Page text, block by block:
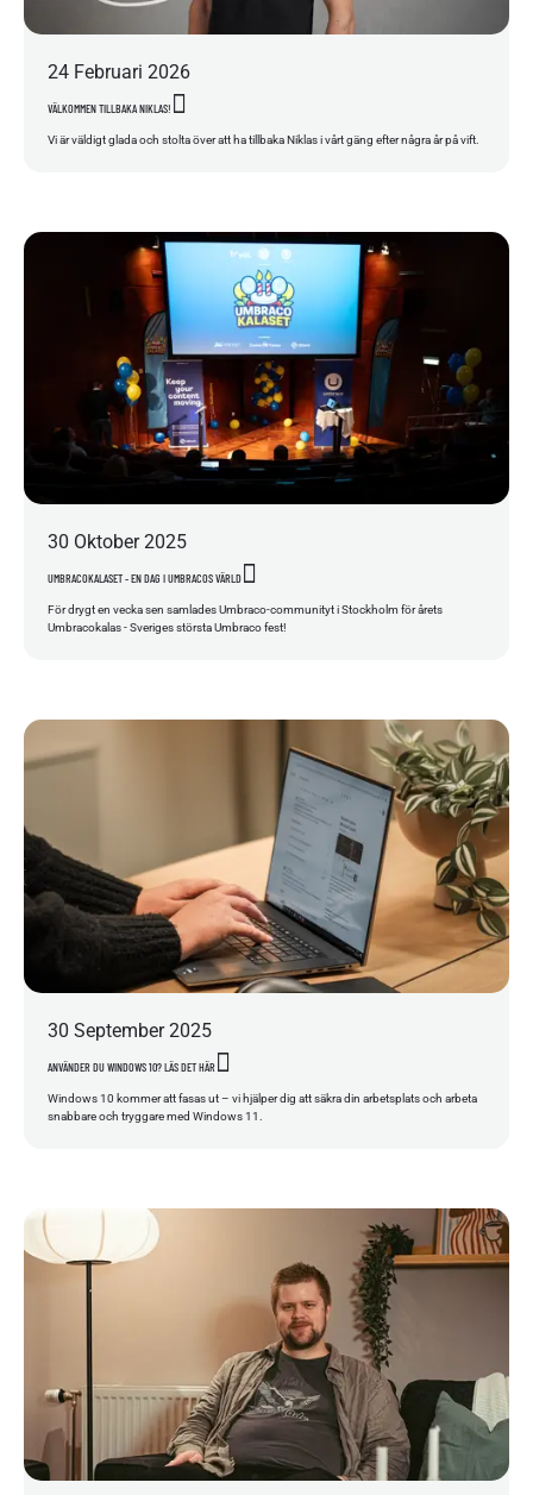
VÄLKOMMEN TILLBAKA NIKLAS!
24 Februari 2026
Vi är väldigt glada och stolta över att ha tillbaka Niklas i vårt gäng efter några år på vift.
UMBRACOKALASET - EN DAG I UMBRACOS VÄRLD
30 Oktober 2025
För drygt en vecka sen samlades Umbraco-communityt i Stockholm för årets
Umbracokalas - Sveriges största Umbraco fest!
ANVÄNDER DU WINDOWS 10? LÄS DET HÄR
30 September 2025
Windows 10 kommer att fasas ut – vi hjälper dig att säkra din arbetsplats och arbeta
snabbare och tryggare med Windows 11.